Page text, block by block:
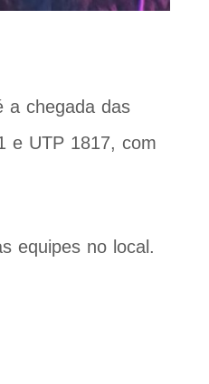
a chegada das
e UTP 1817, com
equipes no local.